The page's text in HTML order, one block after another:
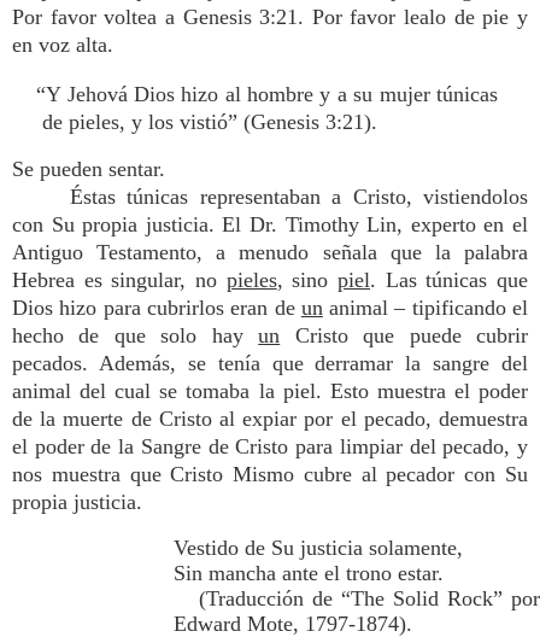
Por favor voltea a Genesis 3:21. Por favor lealo de pie y
en voz alta.
“Y Jehová Dios hizo al hombre y a su mujer túnicas
de pieles, y los vistió” (Genesis 3:21).
Se pueden sentar.
Éstas túnicas representaban a Cristo, vistiendolos
con Su propia justicia. El Dr. Timothy Lin, experto en el
Antiguo Testamento, a menudo señala que la palabra
Hebrea es singular, no pieles, sinopiel. Las túnicas que
Dios hizo para cubrirlos eran de unanimal – tipificando el
hecho de que solo hayun Cristo que puede cubrir
pecados. Además, se tenía que derramar la sangre del
animal del cual se tomaba la piel. Esto muestra el poder
de la muerte de Cristo al expiar por el pecado, demuestra
el poder de la Sangre de Cristo para limpiar del pecado, y
nos muestra que Cristo Mismo cubre al pecador con Su
propia justicia.
Vestido de Su justicia solamente,
Sin mancha ante el trono estar.
(Traducción de “The Solid Rock” por
Edward Mote, 1797-1874).